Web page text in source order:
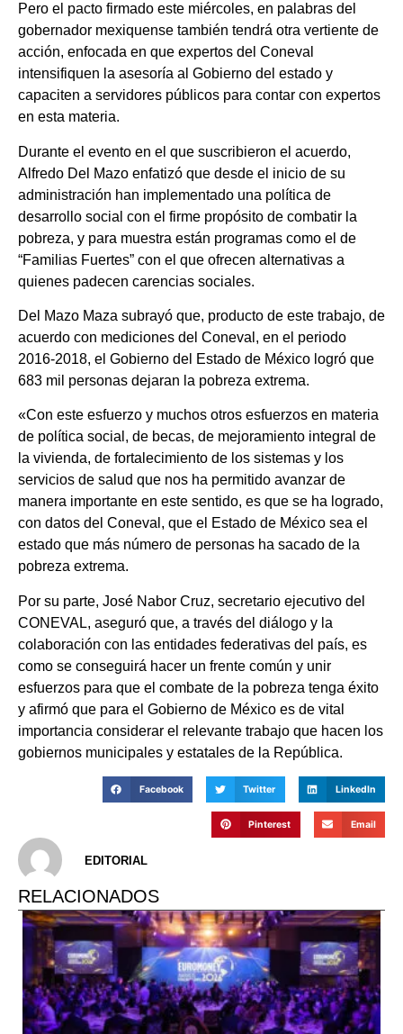
Pero el pacto firmado este miércoles, en palabras del
gobernador mexiquense también tendrá otra vertiente de
acción, enfocada en que expertos del Coneval
intensifiquen la asesoría al Gobierno del estado y
capaciten a servidores públicos para contar con expertos
en esta materia.
Durante el evento en el que suscribieron el acuerdo,
Alfredo Del Mazo enfatizó que desde el inicio de su
administración han implementado una política de
desarrollo social con el firme propósito de combatir la
pobreza, y para muestra están programas como el de
“Familias Fuertes” con el que ofrecen alternativas a
quienes padecen carencias sociales.
Del Mazo Maza subrayó que, producto de este trabajo, de
acuerdo con mediciones del Coneval, en el periodo
2016-2018, el Gobierno del Estado de México logró que
683 mil personas dejaran la pobreza extrema.
«Con este esfuerzo y muchos otros esfuerzos en materia
de política social, de becas, de mejoramiento integral de
la vivienda, de fortalecimiento de los sistemas y los
servicios de salud que nos ha permitido avanzar de
manera importante en este sentido, es que se ha logrado,
con datos del Coneval, que el Estado de México sea el
estado que más número de personas ha sacado de la
pobreza extrema.
Por su parte, José Nabor Cruz, secretario ejecutivo del
CONEVAL, aseguró que, a través del diálogo y la
colaboración con las entidades federativas del país, es
como se conseguirá hacer un frente común y unir
esfuerzos para que el combate de la pobreza tenga éxito
y afirmó que para el Gobierno de México es de vital
importancia considerar el relevante trabajo que hacen los
gobiernos municipales y estatales de la República.
Facebook Twitter LinkedIn
Pinterest Email
EDITORIAL
RELACIONADOS